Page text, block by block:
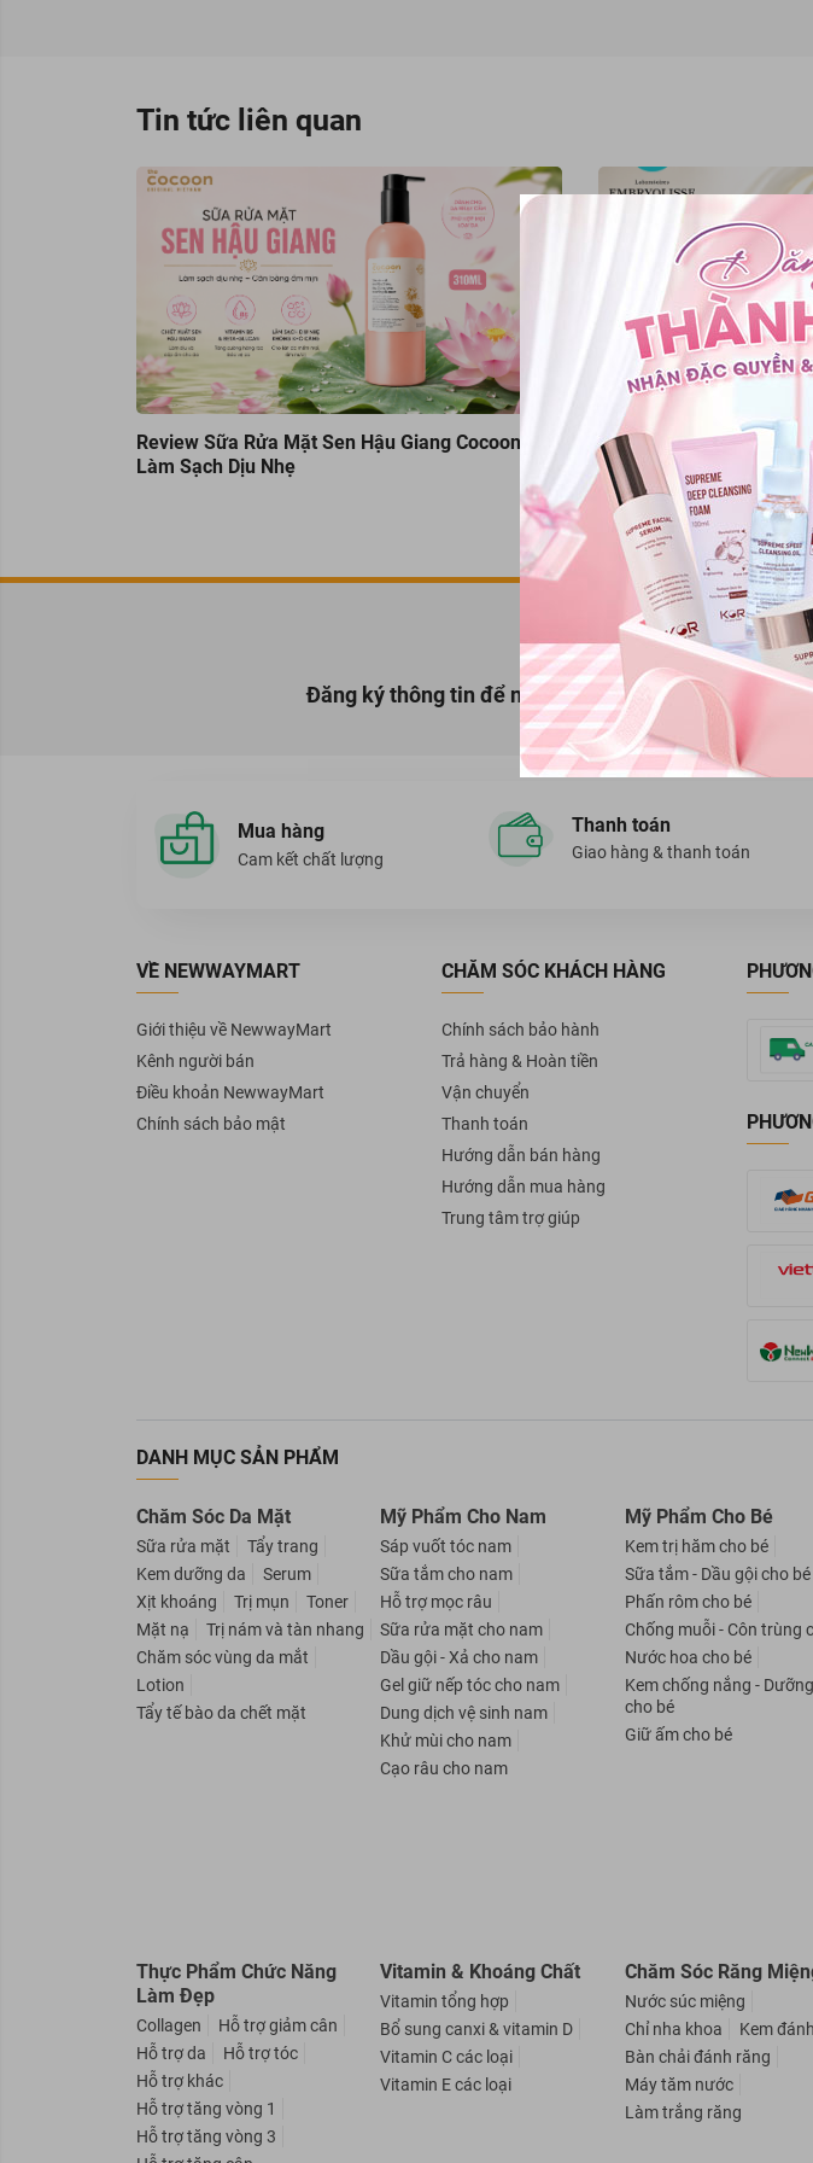
Tin tức liên quan
Review Sữa Rửa Mặt Sen Hậu Giang Cocoon
Làm Sạch Dịu Nhẹ
Review Kem Dưỡng Trẻ
Embryolisse Filaderme
Kết nối với chúng tôi
Đăng ký thông tin để nhận ưu đãi sớm nhất
Mua hàng
Cam kết chất lượng
Thanh toán
Giao hàng & thanh toán
VỀ NEWWAYMART
Giới thiệu về NewwayMart
Kênh người bán
Điều khoản NewwayMart
Chính sách bảo mật
CHĂM SÓC KHÁCH HÀNG
Chính sách bảo hành
Trả hàng & Hoàn tiền
Vận chuyển
Thanh toán
Hướng dẫn bán hàng
Hướng dẫn mua hàng
Trung tâm trợ giúp
DANH MỤC SẢN PHẨM
Chăm Sóc Da Mặt
Sữa rửa mặt
Tẩy trang
Kem dưỡng da
Serum
Xịt khoáng
Trị mụn
Toner
Mặt nạ
Trị nám và tàn nhang
Chăm sóc vùng da mắt
Lotion
Tẩy tế bào da chết mặt
Mỹ Phẩm Cho Nam
Sáp vuốt tóc nam
Sữa tắm cho nam
Hỗ trợ mọc râu
Sữa rửa mặt cho nam
Dầu gội - Xả cho nam
Gel giữ nếp tóc cho nam
Dung dịch vệ sinh nam
Khử mùi cho nam
Cạo râu cho nam
Mỹ Phẩm Cho Bé
Kem trị hăm cho bé
Sữa tắm - Dầu gội cho bé
Phấn rôm cho bé
Chống muỗi - Côn trùng
Nước hoa cho bé
Kem chống nắng -
cho bé
Giữ ấm cho bé
Thực Phẩm Chức Năng
Làm Đẹp
Collagen
Hỗ trợ giảm cân
Hỗ trợ da
Hỗ trợ tóc
Hỗ trợ khác
Hỗ trợ tăng vòng 1
Hỗ trợ tăng vòng 3
Vitamin & Khoáng Chất
Vitamin tổng hợp
Bổ sung canxi & vitamin D
Vitamin C các loại
Vitamin E các loại
Chăm Sóc Răng
Nước súc miệng
Chỉ nha khoa
Kem
Bàn chải đánh răng
Máy tăm nước
Làm trắng răng